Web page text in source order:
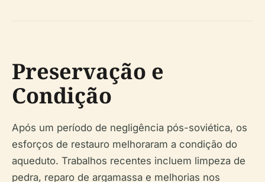
Preservação e
Condição
Após um período de negligência pós-soviética, os
esforços de restauro melhoraram a condição do
aqueduto. Trabalhos recentes incluem limpeza de
pedra, reparo de argamassa e melhorias nos